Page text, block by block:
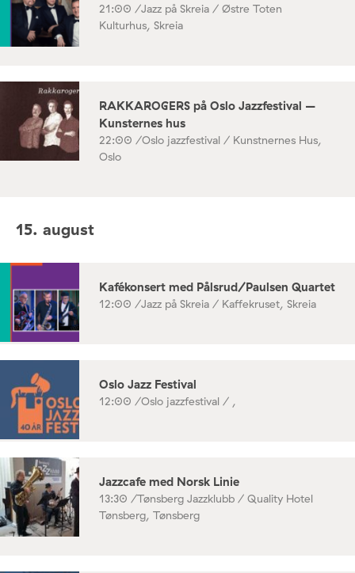
21:00 /Jazz på Skreia / Østre Toten
Kulturhus, Skreia
RAKKAROGERS på Oslo Jazzfestival –
Kunsternes hus
22:00 /Oslo jazzfestival / Kunstnernes Hus,
Oslo
15. august
Kafékonsert med Pålsrud/Paulsen Quartet
12:00 /Jazz på Skreia / Kaffekruset, Skreia
Oslo Jazz Festival
12:00 /Oslo jazzfestival / ,
Jazzcafe med Norsk Linie
13:30 /Tønsberg Jazzklubb / Quality Hotel
Tønsberg, Tønsberg